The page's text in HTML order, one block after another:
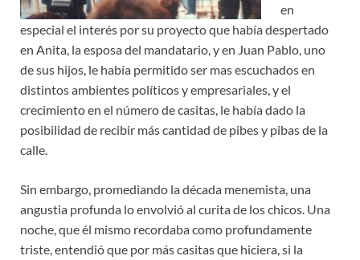
en
especial el interés por su proyecto que había despertado
en Anita, la esposa del mandatario, y en Juan Pablo, uno
de sus hijos, le había permitido ser mas escuchados en
distintos ambientes políticos y empresariales, y el
crecimiento en el número de casitas, le había dado la
posibilidad de recibir más cantidad de pibes y pibas de la
calle.
Sin embargo, promediando la década menemista, una
angustia profunda lo envolvió al curita de los chicos. Una
noche, que él mismo recordaba como profundamente
triste, entendió que por más casitas que hiciera, si la